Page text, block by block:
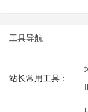
工具导航
站长常用工具：